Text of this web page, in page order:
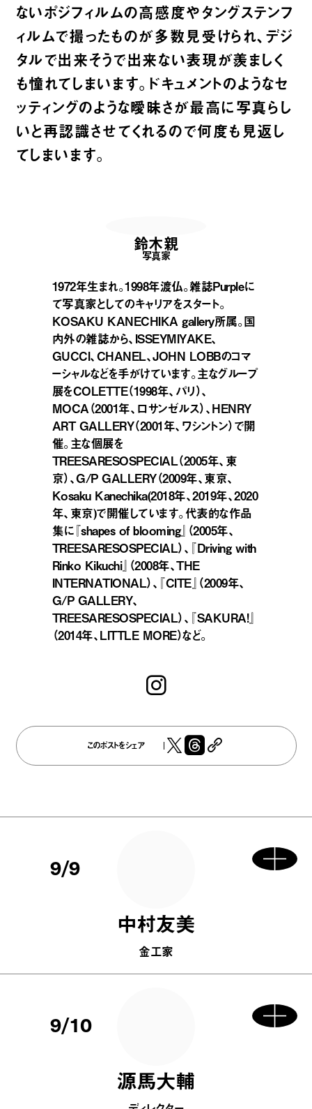
ないポジフィルムの高感度やタングステンフ
ィルムで撮ったものが多数見受けられ、デジ
タルで出来そうで出来ない表現が羨ましく
も憧れてしまいます。ドキュメントのようなセ
ッティングのような曖昧さが最高に写真らし
いと再認識させてくれるので何度も見返し
てしまいます。
鈴木親
写真家
1972年生まれ。1998年渡仏。雑誌Purpleに
て写真家としてのキャリアをスタート。
KOSAKU KANECHIKA gallery所属。国
内外の雑誌から、ISSEYMIYAKE、
GUCCI、CHANEL、JOHN LOBBのコマ
ーシャルなどを手がけています。主なグループ
展をCOLETTE（1998年、パリ）、
MOCA（2001年、ロサンゼルス）、HENRY
ART GALLERY（2001年、ワシントン）で開
催。主な個展を
TREESARESOSPECIAL（2005年、東
京）、G/P GALLERY（2009年、東京、
Kosaku Kanechika(2018年、2019年、2020
年、東京)で開催しています。代表的な作品
集に『shapes of blooming』（2005年、
TREESARESOSPECIAL）、『Driving with
Rinko Kikuchi』（2008年、THE
INTERNATIONAL）、『CITE』（2009年、
G/P GALLERY、
TREESARESOSPECIAL）、『SAKURA!』
（2014年、LITTLE MORE）など。
このポストをシェア
9/9
中村友美
金工家
9/10
源馬大輔